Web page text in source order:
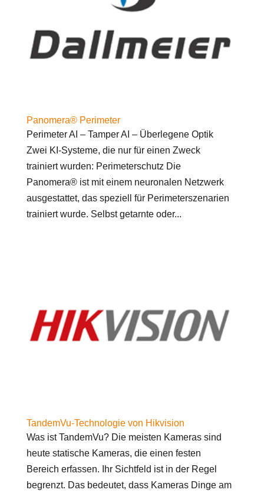
Panomera® Perimeter
Perimeter AI – Tamper AI – Überlegene Optik
Zwei KI-Systeme, die nur für einen Zweck
trainiert wurden: Perimeterschutz Die
Panomera® ist mit einem neuronalen Netzwerk
ausgestattet, das speziell für Perimeterszenarien
trainiert wurde. Selbst getarnte oder...
TandemVu-Technologie von Hikvision
Was ist TandemVu? Die meisten Kameras sind
heute statische Kameras, die einen festen
Bereich erfassen. Ihr Sichtfeld ist in der Regel
begrenzt. Das bedeutet, dass Kameras Dinge am